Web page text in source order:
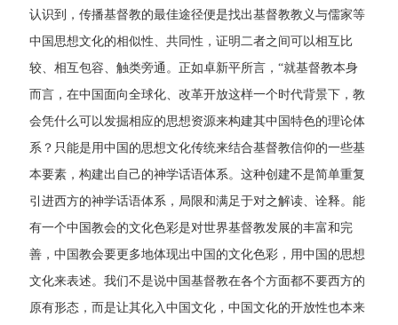
认识到，传播基督教的最佳途径便是找出基督教教义与儒家等
中国思想文化的相似性、共同性，证明二者之间可以相互比
较、相互包容、触类旁通。正如卓新平所言，“就基督教本身
而言，在中国面向全球化、改革开放这样一个时代背景下，教
会凭什么可以发掘相应的思想资源来构建其中国特色的理论体
系？只能是用中国的思想文化传统来结合基督教信仰的一些基
本要素，构建出自己的神学话语体系。这种创建不是简单重复
引进西方的神学话语体系，局限和满足于对之解读、诠释。能
有一个中国教会的文化色彩是对世界基督教发展的丰富和完
善，中国教会要更多地体现出中国的文化色彩，用中国的思想
文化来表述。我们不是说中国基督教在各个方面都不要西方的
原有形态，而是让其化入中国文化，中国文化的开放性也本来